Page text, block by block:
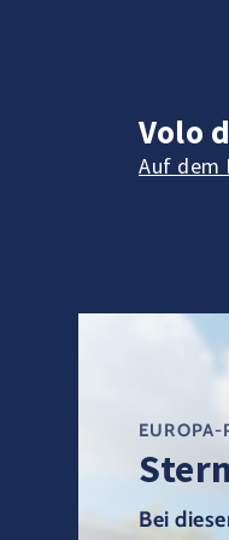
Volo
Auf dem
EUROPA-
Bei